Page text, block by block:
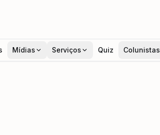
Mídias Serviços Quiz Colunistas